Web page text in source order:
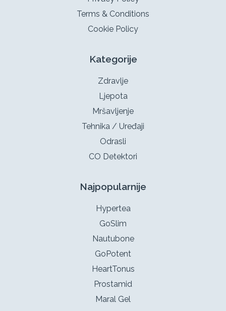
Terms & Conditions
Cookie Policy
Kategorije
Zdravlje
Ljepota
Mršavljenje
Tehnika / Uređaji
Odrasli
CO Detektori
Najpopularnije
Hypertea
GoSlim
Nautubone
GoPotent
HeartTonus
Prostamid
Maral Gel